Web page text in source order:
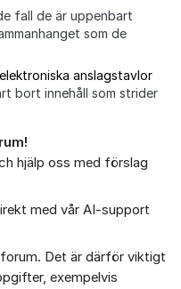
fall de är uppenbart
som de
anslagstavlor
bort innehåll som strider
hjälp oss med förslag
med vår AI-support
Det är därför viktigt
exempelvis